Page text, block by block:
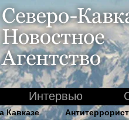
Интервью
Кавказе